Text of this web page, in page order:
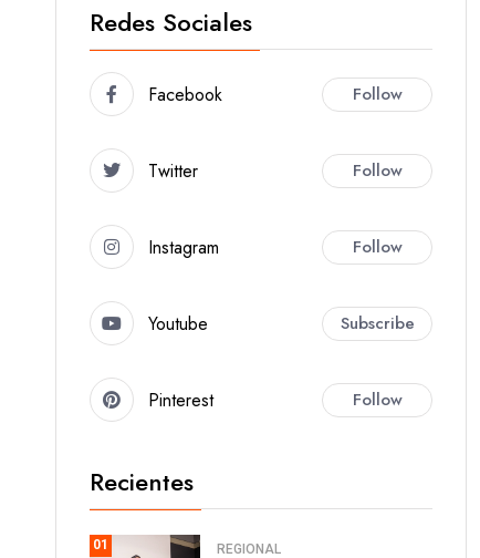
Redes Sociales
Facebook Follow
Twitter Follow
Instagram Follow
Youtube Subscribe
Pinterest Follow
Recientes
01 REGIONAL